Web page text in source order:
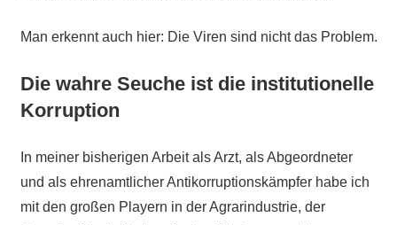
Man erkennt auch hier: Die Viren sind nicht das Problem.
Die wahre Seuche ist die institutionelle
Korruption
In meiner bisherigen Arbeit als Arzt, als Abgeordneter
und als ehrenamtlicher Antikorruptionskämpfer habe ich
mit den großen Playern in der Agrarindustrie, der